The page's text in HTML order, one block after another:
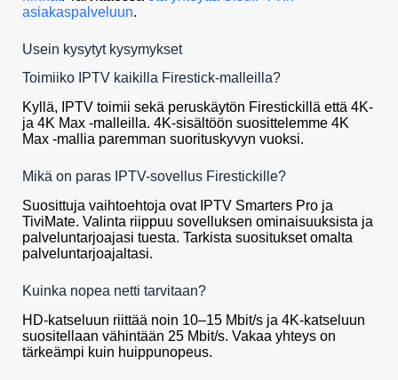
asiakaspalveluun.
Usein kysytyt kysymykset
Toimiiko IPTV kaikilla Firestick-malleilla?
Kyllä, IPTV toimii sekä peruskäytön Firestickillä että 4K-
ja 4K Max -malleilla. 4K-sisältöön suosittelemme 4K
Max -mallia paremman suorituskyvyn vuoksi.
Mikä on paras IPTV-sovellus Firestickille?
Suosittuja vaihtoehtoja ovat IPTV Smarters Pro ja
TiviMate. Valinta riippuu sovelluksen ominaisuuksista ja
palveluntarjoajasi tuesta. Tarkista suositukset omalta
palveluntarjoajaltasi.
Kuinka nopea netti tarvitaan?
HD-katseluun riittää noin 10–15 Mbit/s ja 4K-katseluun
suositellaan vähintään 25 Mbit/s. Vakaa yhteys on
tärkeämpi kuin huippunopeus.